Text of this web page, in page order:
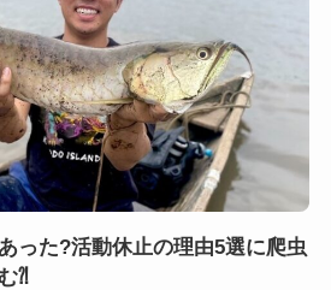
った?活動休止の理由5選に爬虫
⁈